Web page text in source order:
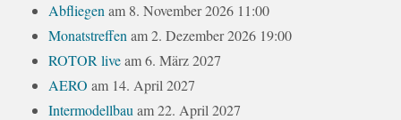
Abfliegenam 8. November 2026 11:00
Monatstreffenam 2. Dezember 2026 19:00
ROTOR liveam 6. März 2027
AERO am 14. April 2027
Intermodellbauam 22. April 2027